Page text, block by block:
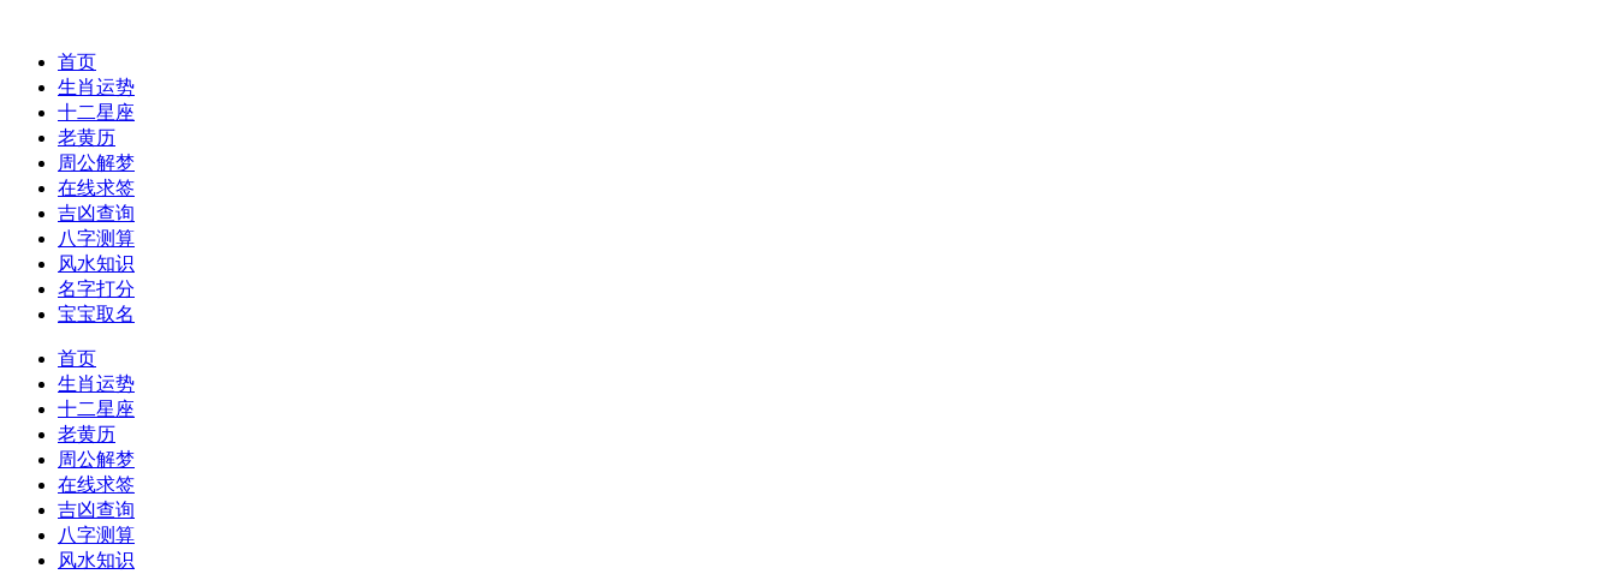
首页
生肖运势
十二星座
老黄历
周公解梦
在线求签
吉凶查询
八字测算
风水知识
名字打分
宝宝取名
首页
生肖运势
十二星座
老黄历
周公解梦
在线求签
吉凶查询
八字测算
风水知识